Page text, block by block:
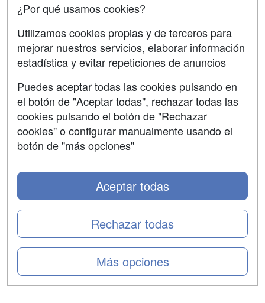
Contactar
Confidencialidad
Copyleft
SÍGUENOS EN:
¿Por qué usamos cookies?
Utilizamos cookies propias y de terceros para
mejorar nuestros servicios, elaborar información
estadística y evitar repeticiones de anuncios
Puedes aceptar todas las cookies pulsando en
el botón de "Aceptar todas", rechazar todas las
cookies pulsando el botón de "Rechazar
cookies" o configurar manualmente usando el
botón de "más opciones"
Más opciones
Rechazar todas
Aceptar todas